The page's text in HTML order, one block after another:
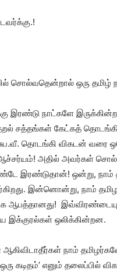
சொல்வதென்றால் ஒரு தமிழ்
இரண்டு நாட்களே
சத்தங்கள் கேட்கத்
தொடங்கி விகடன் வரை
ஆச்சர்யம்! அதில் அவர்கள்
இரண்டுதான்! ஒன்று, நாம்
இன்னொன்று, நாம்
ஆபத்தானது!
இக்குரல்கள் ஒலிக்கின்றன.
ஆகிவிடாதீர்கள் நாம்
கடிதம்’ எனும் தலைப்பில்